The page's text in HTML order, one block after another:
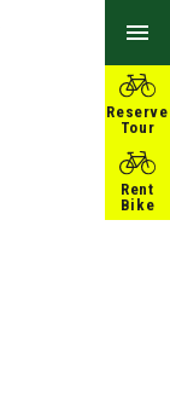
Reserve
Tour
Rent
Bike